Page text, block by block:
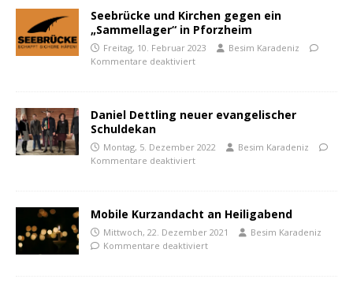
Seebrücke und Kirchen gegen ein
„Sammellager“ in Pforzheim
Freitag, 10. Februar 2023
Besim Karadeniz
Kommentare deaktiviert
Daniel Dettling neuer evangelischer
Schuldekan
Montag, 5. Dezember 2022
Besim Karadeniz
Kommentare deaktiviert
Mobile Kurzandacht an Heiligabend
Mittwoch, 22. Dezember 2021
Besim Karadeniz
Kommentare deaktiviert